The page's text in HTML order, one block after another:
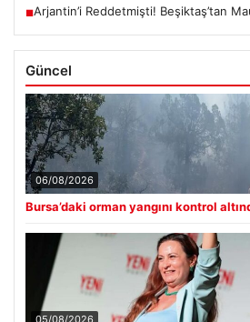
■Arjantin’i Reddetmişti! Beşiktaş’tan
Güncel
06/08/2026
Bursa’daki orman yangını kontrol
05/08/2026